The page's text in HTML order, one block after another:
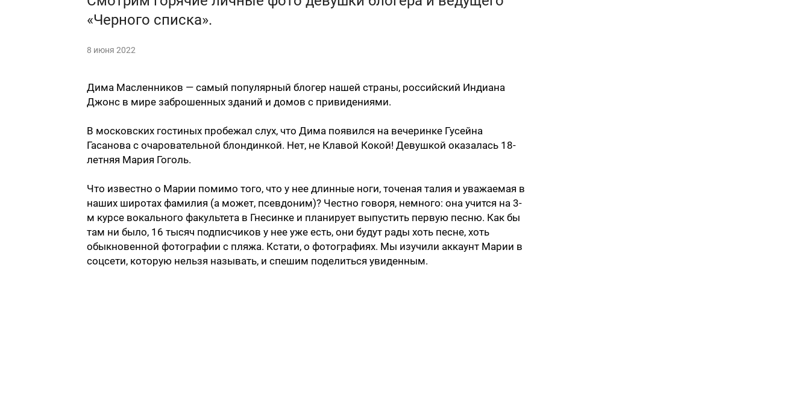
«Черного списка».
8 июня 2022
Дима Масленников — самый популярный блогер нашей страны, российский Индиана
Джонс в мире заброшенных зданий и домов с привидениями.
В московских гостиных пробежал слух, что Дима появился на вечеринке Гусейна
Гасанова с очаровательной блондинкой. Нет, не Клавой Кокой! Девушкой оказалась 18-
летняя Мария Гоголь.
Что известно о Марии помимо того, что у нее длинные ноги, точеная талия и уважаемая в
наших широтах фамилия (а может, псевдоним)? Честно говоря, немного: она учится на 3-
м курсе вокального факультета в Гнесинке и планирует выпустить первую песню. Как бы
там ни было, 16 тысяч подписчиков у нее уже есть, они будут рады хоть песне, хоть
обыкновенной фотографии с пляжа. Кстати, о фотографиях. Мы изучили аккаунт Марии в
соцсети, которую нельзя называть, и спешим поделиться увиденным.